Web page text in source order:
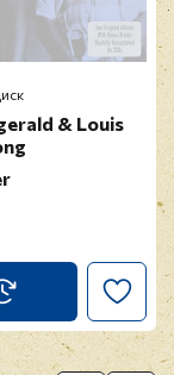
& Louis